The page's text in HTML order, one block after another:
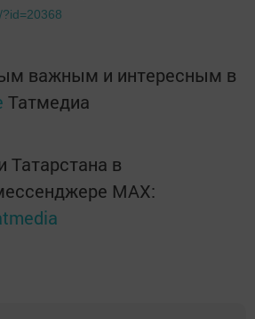
важным и интересным в
Татмедиа
Татарстана в
MАХ: